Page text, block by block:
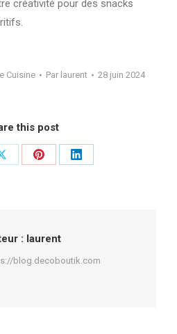
créativité pour des snacks
Cuisine Par laurent 28 juin 2024
this post
PartagerPartagerPartager
: laurent
blog.decoboutik.com